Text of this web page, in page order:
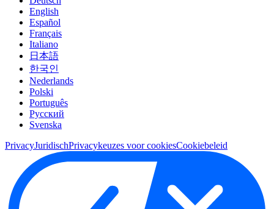
English
Español
Français
Italiano
日本語
한국인
Nederlands
Polski
Português
Pусский
Svenska
PrivacyJuridischPrivacykeuzes voor cookiesCookiebeleid